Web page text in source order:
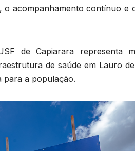
acompanhamento contínuo e
de Capiarara representa
de saúde em Lauro
para a população.